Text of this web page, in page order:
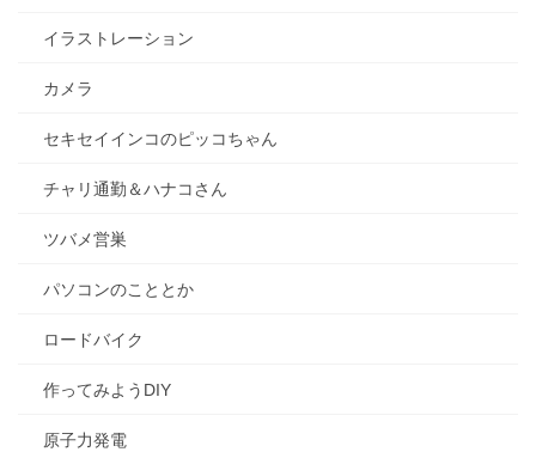
イラストレーション
カメラ
セキセイインコのピッコちゃん
チャリ通勤＆ハナコさん
ツバメ営巣
パソコンのこととか
ロードバイク
作ってみようDIY
原子力発電